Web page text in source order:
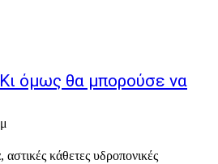
όμως θα μπορούσε να
κάθετες υδροπονικές